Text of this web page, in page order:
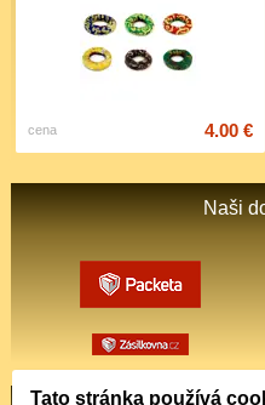
Naši
cena 4.00 €
Tato stránka používá